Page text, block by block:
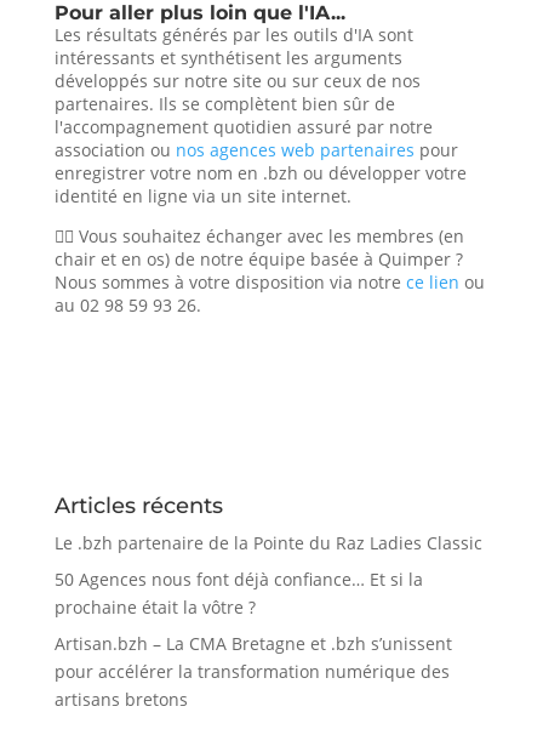
Pour aller plus loin que l'IA...
Les résultats générés par les outils d'IA sont
intéressants et synthétisent les arguments
développés sur notre site ou sur ceux de nos
partenaires. Ils se complètent bien sûr de
l'accompagnement quotidien assuré par notre
association ou nos agences web partenaires pour
enregistrer votre nom en .bzh ou développer votre
identité en ligne via un site internet.
🙋‍♀️ Vous souhaitez échanger avec les membres (en
chair et en os) de notre équipe basée à Quimper ?
Nous sommes à votre disposition via notre ce lien ou
au 02 98 59 93 26.
Articles récents
Le .bzh partenaire de la Pointe du Raz Ladies Classic
50 Agences nous font déjà confiance… Et si la
prochaine était la vôtre ?
Artisan.bzh – La CMA Bretagne et .bzh s’unissent
pour accélérer la transformation numérique des
artisans bretons